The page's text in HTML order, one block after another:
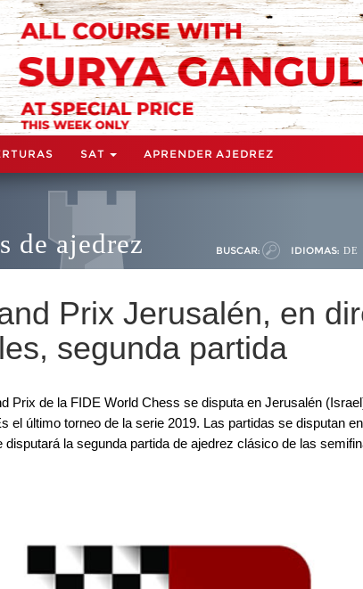
SAT APRENDER AJEDREZ
de ajedrez BUSCAR: IDIOMAS: DE
Prix Jerusalén, en
segunda partida
Prix de la FIDE World Chess se disputa en Jerusalén
el último torneo de la serie 2019. Las partidas se disputan
la segunda partida de ajedrez clásico de las